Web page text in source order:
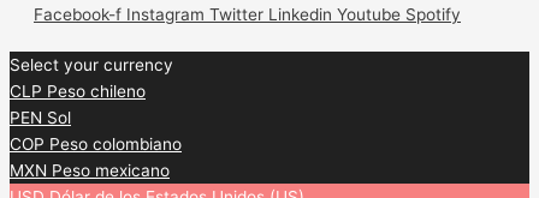
Facebook-f Instagram Twitter Linkedin Youtube Spotify
Select your currency
CLP Peso chileno
PEN Sol
COP Peso colombiano
MXN Peso mexicano